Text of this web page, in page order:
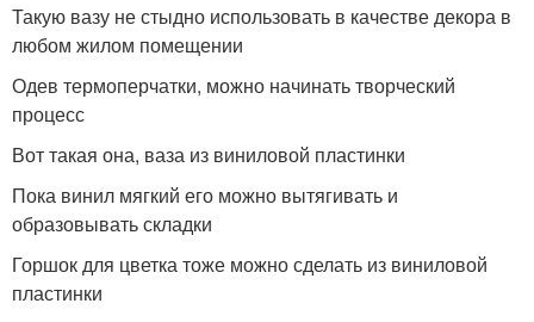
Такую вазу не стыдно использовать в качестве декора в
любом жилом помещении
Одев термоперчатки, можно начинать творческий
процесс
Вот такая она, ваза из виниловой пластинки
Пока винил мягкий его можно вытягивать и
образовывать складки
Горшок для цветка тоже можно сделать из виниловой
пластинки